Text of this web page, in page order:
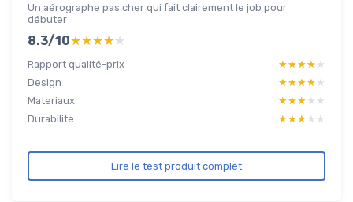
Un aérographe pas cher qui fait clairement le job pour
débuter
8.3/10★★★★★
★★★★★
Rapport qualité-prix ★★★★★
★★★★★
Design
★★★★★
★★★★★
Materiaux
★★★★★
★★★★★
Durabilite
★★★★★
★★★★★
Lire le test produit complet